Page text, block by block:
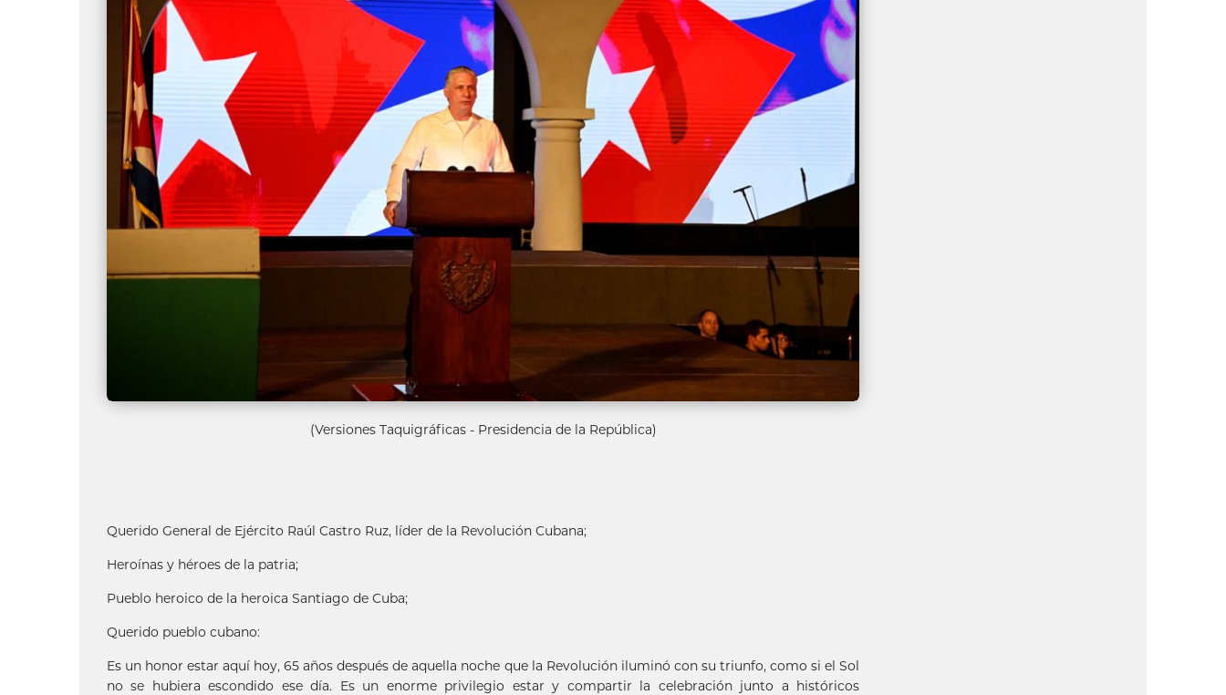
(Versiones Taquigráficas - Presidencia de la República)
Querido General de Ejército Raúl Castro Ruz, líder de la Revolución Cubana;
Heroínas y héroes de la patria;
Pueblo heroico de la heroica Santiago de Cuba;
Querido pueblo cubano:
Es un honor estar aquí hoy, 65 años después de aquella noche que la Revolución iluminó con su triunfo, como si el Sol
no se hubiera escondido ese día. Es un enorme privilegio estar y compartir la celebración junto a históricos